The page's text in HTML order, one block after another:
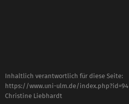
Inhaltlich verantwortlich für diese Seite:
https://www.uni-ulm.de/index.php?id=94
Christine Liebhardt